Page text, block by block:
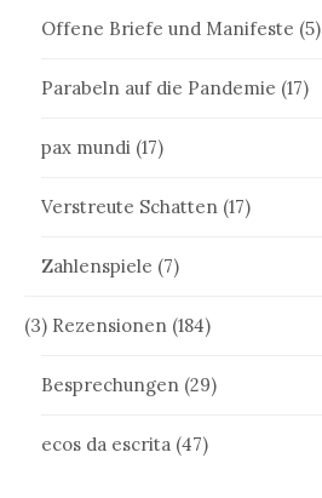
Offene Briefe und Manifeste (5)
Parabeln auf die Pandemie (17)
pax mundi (17)
Verstreute Schatten (17)
Zahlenspiele (7)
(3) Rezensionen (184)
Besprechungen (29)
ecos da escrita (47)